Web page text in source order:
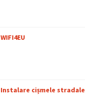
WIFI4EU
Instalare cișmele stradale